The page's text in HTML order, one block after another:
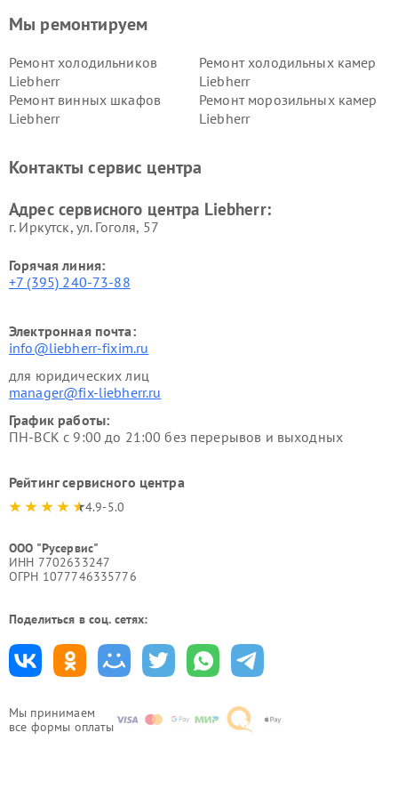
Мы принимаем
все формы оплаты
Мы ремонтируем
Ремонт холодильников
Liebherr
Ремонт холодильных камер
Liebherr
Ремонт винных шкафов
Liebherr
Ремонт морозильных камер
Liebherr
Контакты сервис центра
Адрес сервисного центра Liebherr:
г. Иркутск, ул. ​Гоголя, 57
Горячая линия:
+7 (395) 240-73-88
Электронная почта:
info@liebherr-fixim.ru
для юридических лиц
manager@fix-liebherr.ru
График работы:
ПН-ВСК с 9:00 до 21:00 без перерывов и выходных
Рейтинг сервисного центра
4.9-5.0
ООО "Русервис"
ИНН 7702633247
ОГРН 1077746335776
Поделиться в соц. сетях: